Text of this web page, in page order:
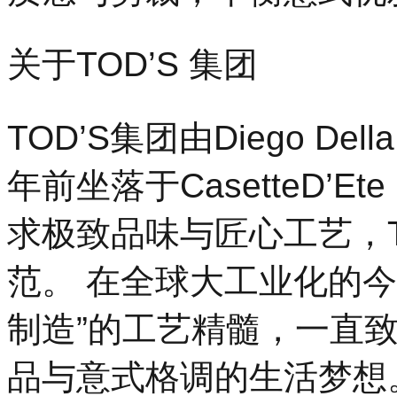
关于TOD’S 集团
TOD’S集团由Diego
年前坐落于
求极致品味与匠心工艺
范。 在全球大工业化的
制造”的工艺精髓，一直
品与意式格调的生活梦